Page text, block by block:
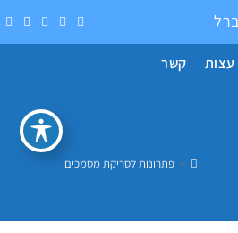
עצות קשר
> פתרונות לסריקת מסמכים